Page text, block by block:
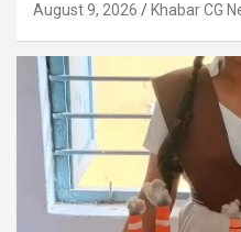
August 9, 2026 Khabar CG